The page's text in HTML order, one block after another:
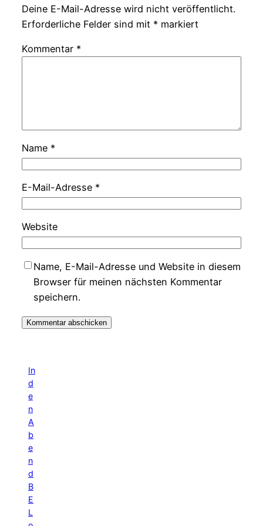
Deine E-Mail-Adresse wird nicht veröffentlicht.
Erforderliche Felder sind mit * markiert
Kommentar *
Name *
E-Mail-Adresse *
Website
Name, E-Mail-Adresse und Website in diesem
Browser für meinen nächsten Kommentar
speichern.
In
d
e
n
A
b
e
n
d
B
E
L